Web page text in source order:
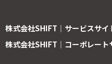
株式会社SHIFT｜サービスサイ
株式会社SHIFT｜コーポレート